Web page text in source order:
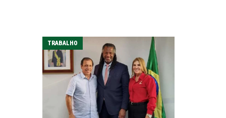
TRABALHO